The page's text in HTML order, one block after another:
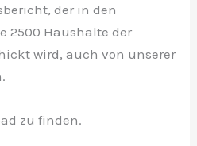
der in den
2500 Haushalte der
wird, auch von unserer
zu finden.